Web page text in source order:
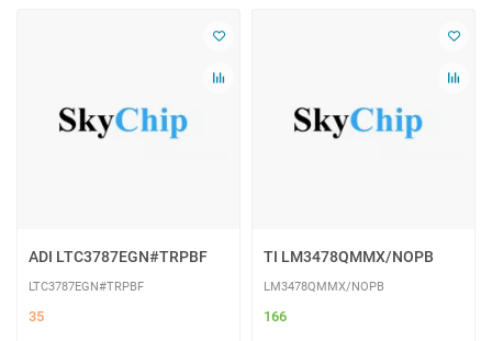
ADI LTC3787EGN#TRPBF
LTC3787EGN#TRPBF
35
TI LM3478QMMX/NOPB
LM3478QMMX/NOPB
166